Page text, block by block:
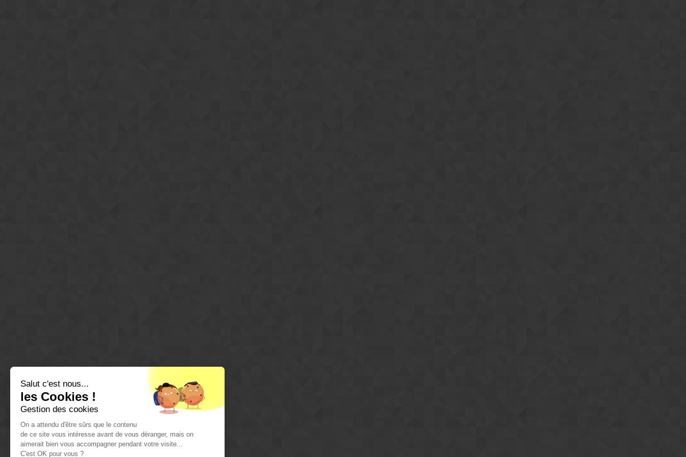
Salut c'est nous...
les Cookies !
Gestion des cookies
On a attendu d'être sûrs que le contenu
de ce site vous intéresse avant de vous déranger, mais on
aimerait bien vous accompagner pendant votre visite...
C'est OK pour vous ?